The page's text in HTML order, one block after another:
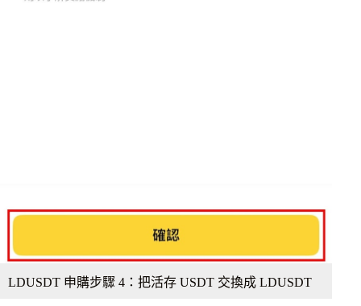
LDUSDT 申購步驟 4：把活存 USDT 交換成 LDUSDT